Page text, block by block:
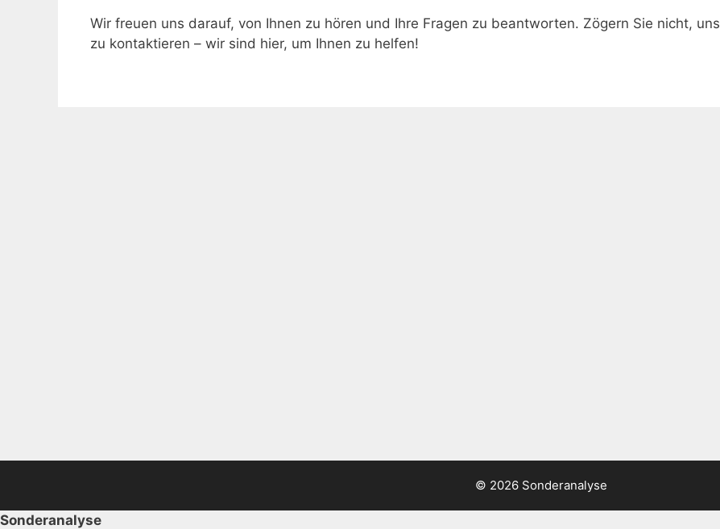
Wir freuen uns darauf, von Ihnen zu hören und Ihre Fragen zu beantworten. Zögern Sie nicht, uns
zu kontaktieren – wir sind hier, um Ihnen zu helfen!
© 2026 Sonderanalyse
Sonderanalyse